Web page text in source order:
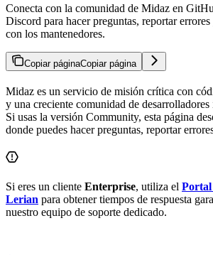
Conecta con la comunidad de Midaz en
Discord para hacer preguntas, reportar
con los mantenedores.
Copiar páginaCopiar página
Midaz es un servicio de misión crítica con
y una creciente comunidad de
Si usas la versión Community, esta página
donde puedes hacer preguntas, reportar
Si eres un cliente Enterprise, utiliza el Portal
Lerian para obtener tiempos de respuesta
nuestro equipo de soporte dedicado.